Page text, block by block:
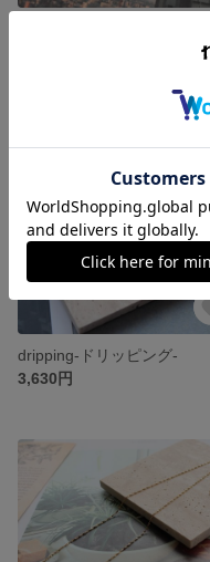
dripping-ドリッピング-
3,630円